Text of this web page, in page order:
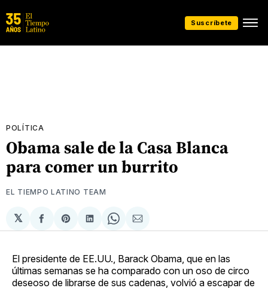
Suscríbete
POLÍTICA
Obama sale de la Casa Blanca
para comer un burrito
EL TIEMPO LATINO TEAM
𝕏
Compartir
en
Share
on
Compartir
en
Share
on
Compartir
via
El presidente de EE.UU., Barack Obama, que en las
últimas semanas se ha comparado con un oso de circo
deseoso de librarse de sus cadenas, volvió a escapar de